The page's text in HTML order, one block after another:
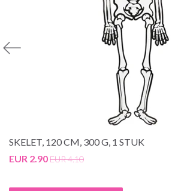
SKELET, 120 CM, 300 G, 1 STUK
EUR 2.90EUR 4.10